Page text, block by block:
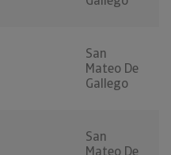
San
Mateo De
Gallego
San
Mateo De